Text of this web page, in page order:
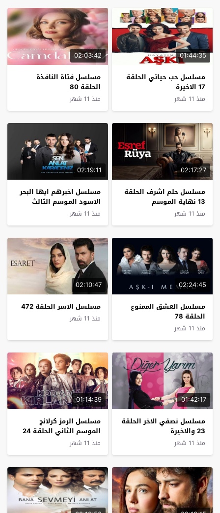
01:44:35
مسلسل حب حياتي الحلقة
17 الاخيرة
منذ 11 شهر
02:03:42
مسلسل فتاة النافذة
الحلقة 80
منذ 11 شهر
02:17:27
مسلسل حلم اشرف الحلقة
13 نهاية الموسم
منذ 11 شهر
02:19:11
مسلسل اخبرهم ايها البحر
الاسود الموسم الثالث
الحلقة 8
منذ 11 شهر
02:24:45
مسلسل العشق الممنوع
الحلقة 78
منذ 11 شهر
02:10:47
مسلسل الاسر الحلقة 472
منذ 11 شهر
01:42:17
مسلسل نصفي الاخر الحلقة
23 والاخيرة
منذ 11 شهر
01:14:39
مسلسل الرمز كرلانج
الموسم الثاني الحلقة 24
منذ 11 شهر